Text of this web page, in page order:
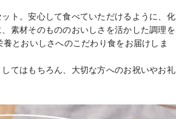
ト。安心して食べていただけるように、化
素材そのもののおいしさを活かした調理を
とおいしさへのこだわり食をお届けしま
てはもちろん、大切な方へのお祝いやお礼